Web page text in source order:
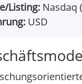
Listing: Nasdaq
USD